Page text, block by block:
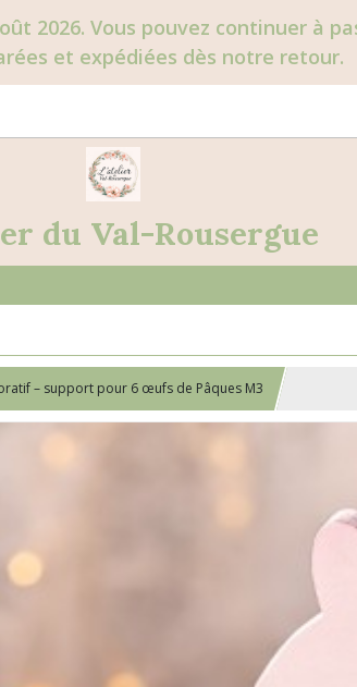
2026. Vous pouvez continuer à
et expédiées dès notre retour.
du Val-Rousergue
– support pour 6 œufs de Pâques M3